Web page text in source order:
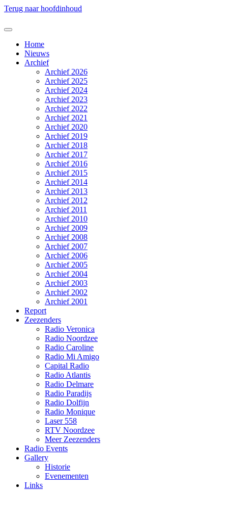
Terug naar hoofdinhoud
Home
Nieuws
Archief
Archief 2026
Archief 2025
Archief 2024
Archief 2023
Archief 2022
Archief 2021
Archief 2020
Archief 2019
Archief 2018
Archief 2017
Archief 2016
Archief 2015
Archief 2014
Archief 2013
Archief 2012
Archief 2011
Archief 2010
Archief 2009
Archief 2008
Archief 2007
Archief 2006
Archief 2005
Archief 2004
Archief 2003
Archief 2002
Archief 2001
Report
Zeezenders
Radio Veronica
Radio Noordzee
Radio Caroline
Radio Mi Amigo
Capital Radio
Radio Atlantis
Radio Delmare
Radio Paradijs
Radio Dolfijn
Radio Monique
Laser 558
RTV Noordzee
Meer Zeezenders
Radio Events
Gallery
Historie
Evenementen
Links